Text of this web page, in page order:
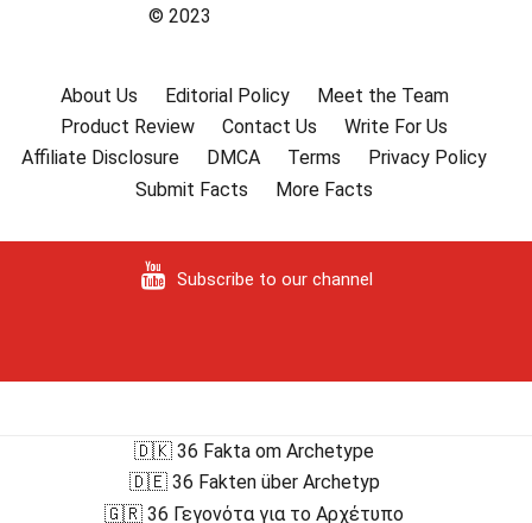
© 2023
About Us Editorial Policy
Meet the Team
Product Review
Contact Us
Write For Us
Affiliate Disclosure
DMCA Terms
Privacy Policy
Submit Facts
More Facts
Subscribe to our channel
🇩🇰 36 Fakta om Archetype
🇩🇪 36 Fakten über Archetyp
🇬🇷 36 Γεγονότα για το Αρχέτυπο